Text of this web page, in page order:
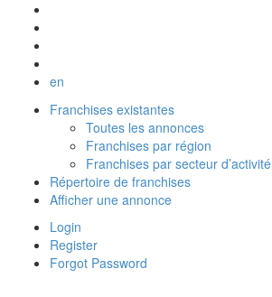
en
Franchises existantes
Toutes les annonces
Franchises par région
Franchises par secteur d’activité
Répertoire de franchises
Afficher une annonce
Login
Register
Forgot Password